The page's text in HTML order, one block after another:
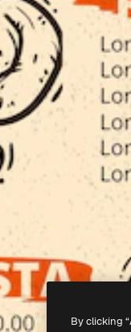
By clicking